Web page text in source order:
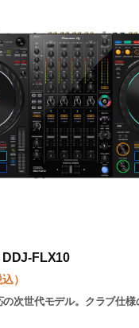
FLX10
）
次世代モデル。クラブ仕様